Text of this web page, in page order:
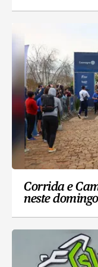
Corrida e
neste